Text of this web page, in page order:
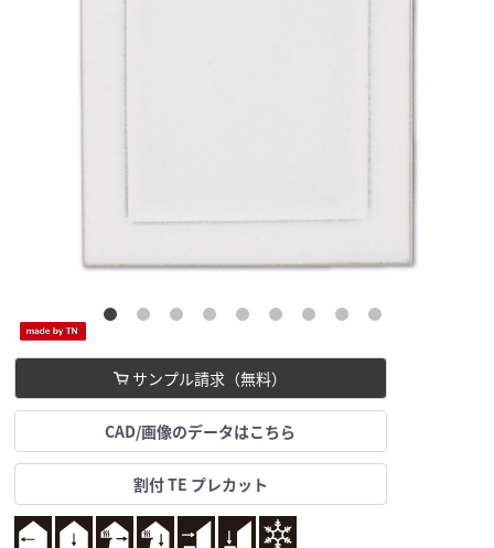
サンプル請求（無料）
CAD/画像のデータはこちら
割付 TE プレカット